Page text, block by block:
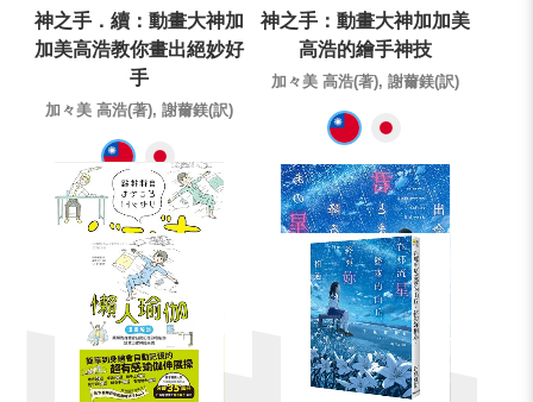
神之手．續：動畫大神加
加美高浩教你畫出絕妙好
手
加々美 高浩(著), 謝薾鎂(訳)
神之手：動畫大神加加美
高浩的繪手神技
加々美 高浩(著), 謝薾鎂(訳)